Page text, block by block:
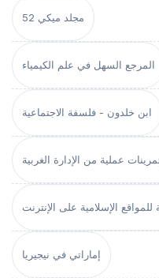
مجلد ميكي 52
المرجع السهل في علم الكيمياء
ابن خلدون - فلسفة الاجتماعية
عملية من الإدارة الغربية
للمواقع الإسلامية على الإنترنت
إماراتي في نيجيريا